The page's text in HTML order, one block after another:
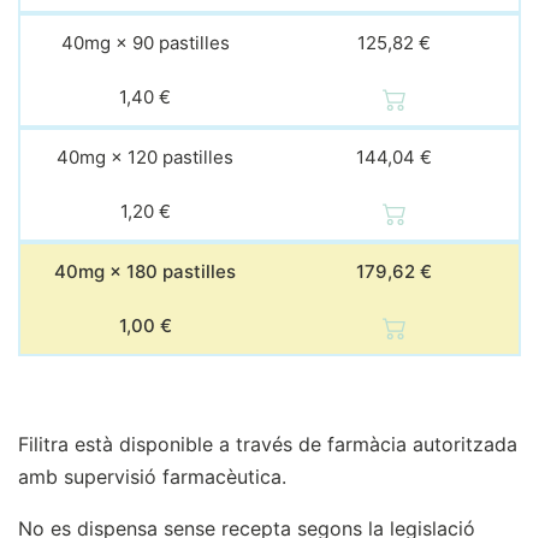
40mg × 90 pastilles 125,82 €
1,40 €
40mg × 120 pastilles 144,04 €
1,20 €
40mg × 180 pastilles 179,62 €
1,00 €
Filitra està disponible a través de farmàcia autoritzada
amb supervisió farmacèutica.
No es dispensa sense recepta segons la legislació